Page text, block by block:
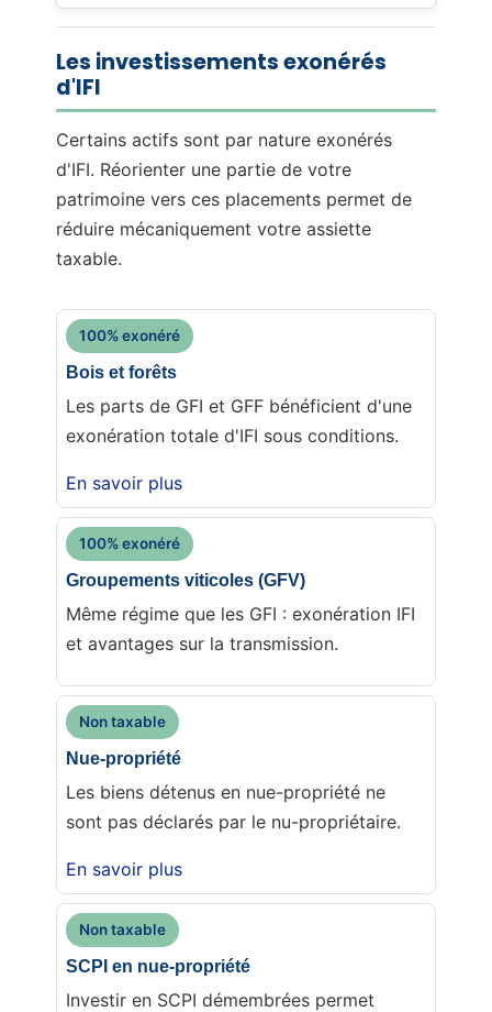
Les investissements exonérés
d'IFI
Certains actifs sont par nature exonérés
d'IFI. Réorienter une partie de votre
patrimoine vers ces placements permet de
réduire mécaniquement votre assiette
taxable.
100% exonéré
Bois et forêts
Les parts de GFI et GFF bénéficient d'une
exonération totale d'IFI sous conditions.
En savoir plus
100% exonéré
Groupements viticoles (GFV)
Même régime que les GFI : exonération IFI
et avantages sur la transmission.
Non taxable
Nue-propriété
Les biens détenus en nue-propriété ne
sont pas déclarés par le nu-propriétaire.
En savoir plus
Non taxable
SCPI en nue-propriété
Investir en SCPI démembrées permet